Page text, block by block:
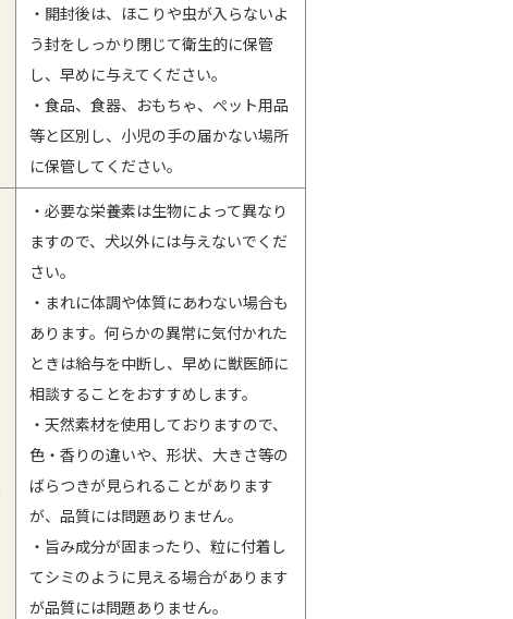
・開封後は、ほこりや虫が入らないよ
う封をしっかり閉じて衛生的に保管
し、早めに与えてください。
・食品、食器、おもちゃ、ぺット用品
等と区別し、小児の手の届かない場所
に保管してください。
・必要な栄養素は生物によって異なり
ますので、犬以外には与えないでくだ
さい。
・まれに体調や体質にあわない場合も
あります。何らかの異常に気付かれた
ときは給与を中断し、早めに獣医師に
相談することをおすすめします。
・天然素材を使用しておりますので、
色・香りの違いや、形状、大きさ等の
ばらつきが見られることがあります
が、品質には問題ありません。
・旨み成分が固まったり、粒に付着し
てシミのように見える場合があります
が品質には問題ありません。